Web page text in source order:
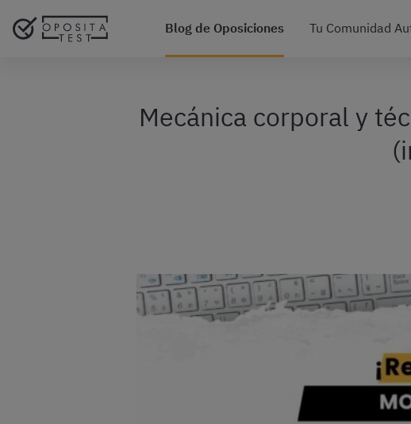
Blog de Oposiciones Tu Comunidad
Mecánica corporal y